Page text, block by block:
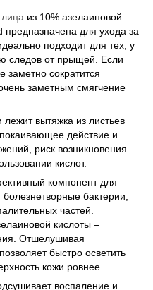
из 10% азелаиновой
предназначена для ухода за
подходит для тех, у
следов от прыщей. Если
заметно сократится
заметным смягчение
вытяжка из листьев
действие и
риск возникновения
кислот.
компонент для
бактерии,
частей.
кислоты –
Отшелушивая
быстро осветить
кожи ровнее.
воспаление и